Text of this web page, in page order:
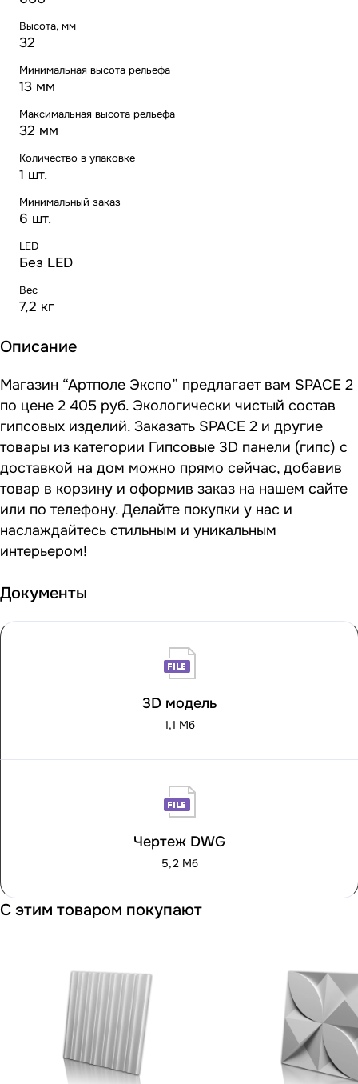
Высота, мм
32
Минимальная высота рельефа
13 мм
Максимальная высота рельефа
32 мм
Количество в упаковке
1 шт.
Минимальный заказ
6 шт.
LED
Без LED
Вес
7,2 кг
Описание
Магазин “Артполе Экспо” предлагает вам SPACE 2
по цене 2 405 руб. Экологически чистый состав
гипсовых изделий. Заказать SPACE 2 и другие
товары из категории Гипсовые 3D панели (гипс) с
доставкой на дом можно прямо сейчас, добавив
товар в корзину и оформив заказ на нашем сайте
или по телефону. Делайте покупки у нас и
наслаждайтесь стильным и уникальным
интерьером!
Документы
3D модель
1,1 Мб
Чертеж DWG
5,2 Мб
С этим товаром покупают